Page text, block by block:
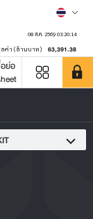
08 ส.ค. 2569 03:20:14
ค่า (ล้านบาท) 63,391.38
ย่อ